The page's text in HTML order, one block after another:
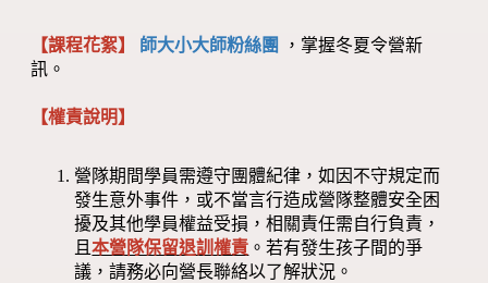
【課程花絮】 師大小大師粉絲團
，掌握冬夏令營新
訊。
【權責說明】
營隊期間學員需遵守團體紀律，如因不守規定而
發生意外事件，或不當言行造成營隊整體安全困
擾及其他學員權益受損，相關責任需自行負責，
且本營隊保留退訓權責 。若有發生孩子間的爭
議，請務必向營長聯絡以了解狀況。